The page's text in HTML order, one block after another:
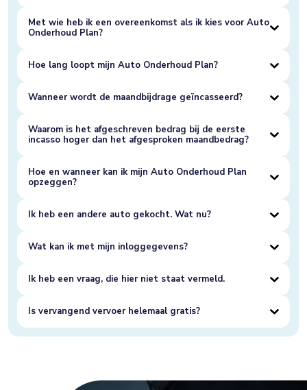
Met wie heb ik een overeenkomst als ik kies voor Auto
Onderhoud Plan?
Hoe lang loopt mijn Auto Onderhoud Plan?
Wanneer wordt de maandbijdrage geïncasseerd?
Waarom is het afgeschreven bedrag bij de eerste
incasso hoger dan het afgesproken maandbedrag?
Hoe en wanneer kan ik mijn Auto Onderhoud Plan
opzeggen?
Ik heb een andere auto gekocht. Wat nu?
Wat kan ik met mijn inloggegevens?
Ik heb een vraag, die hier niet staat vermeld.
Is vervangend vervoer helemaal gratis?